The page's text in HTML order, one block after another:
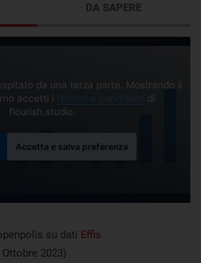
da una terza parte. Mostrando il
accetti i termini e condizioni di
flourish.studio.
Accetta e salva preferenza
DA SAPERE
su dati Effis
2023)